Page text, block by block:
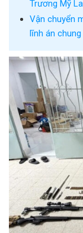
Trương Mỹ
Vận chuyển
lĩnh án